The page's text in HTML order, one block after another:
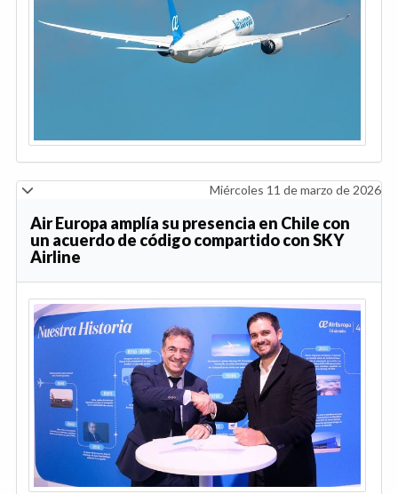
Miércoles 11 de marzo de 2026
Air Europa amplía su presencia en Chile con
un acuerdo de código compartido con SKY
Airline